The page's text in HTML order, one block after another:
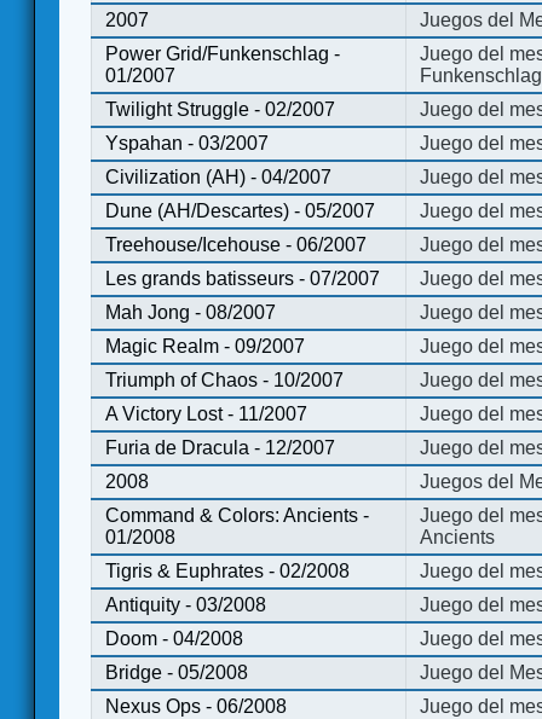
2007
Juegos del
Power Grid/Funkenschlag -
01/2007
Juego del
Twilight Struggle - 02/2007
Juego del
Yspahan - 03/2007
Juego del
Civilization (AH) - 04/2007
Juego del
Dune (AH/Descartes) - 05/2007
Juego del
Treehouse/Icehouse - 06/2007
Juego del
Les grands batisseurs - 07/2007
Juego del
Mah Jong - 08/2007
Juego del
Magic Realm - 09/2007
Juego del
Triumph of Chaos - 10/2007
Juego del
A Victory Lost - 11/2007
Juego del
Furia de Dracula - 12/2007
Juego del
2008
Juegos del
Command & Colors: Ancients -
01/2008
Juego del
Ancients
Tigris & Euphrates - 02/2008
Juego del
Antiquity - 03/2008
Juego del
Doom - 04/2008
Juego del
Bridge - 05/2008
Juego del
Nexus Ops - 06/2008
Juego del